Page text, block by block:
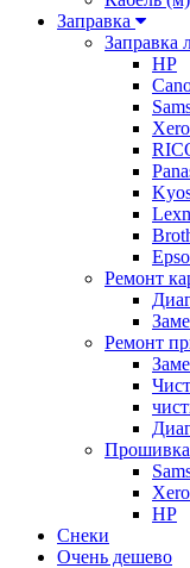
Заправка
Заправка
HP
Ремонт
Ремонт
Прошивка
HP
Снеки
Очень дешево